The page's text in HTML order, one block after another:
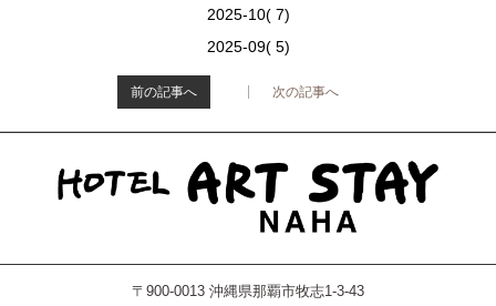
2025-10( 7)
2025-09( 5)
前の記事へ 次の記事へ
〒900-0013 沖縄県那覇市牧志1-3-43